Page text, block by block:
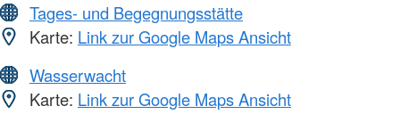
Tages- und Begegnungsstätte
Karte: Link zur Google Maps Ansicht
Wasserwacht
Karte: Link zur Google Maps Ansicht